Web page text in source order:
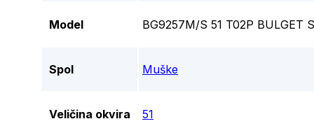
Model BG9257M/S 51 T02P BULGET
Spol Muške
Veličina okvira 51